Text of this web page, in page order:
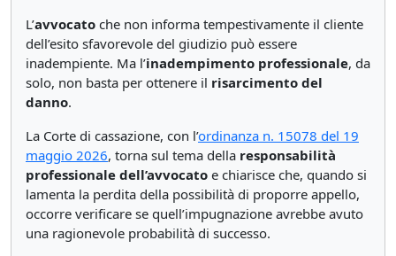
L’avvocato che non informa tempestivamente il cliente
dell’esito sfavorevole del giudizio può essere
inadempiente. Ma l’inadempimento professionale, da
solo, non basta per ottenere il risarcimento del
danno.
La Corte di cassazione, con l’ordinanza n. 15078 del 19
maggio 2026, torna sul tema della responsabilità
professionale dell’avvocato e chiarisce che, quando si
lamenta la perdita della possibilità di proporre appello,
occorre verificare se quell’impugnazione avrebbe avuto
una ragionevole probabilità di successo.